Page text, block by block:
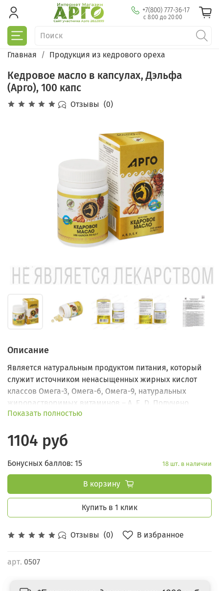
+7(800) 777-36-17
с 8:00 до 20:00
Главная Продукция из кедрового ореха
Кедровое масло в капсулах, Дэльфа
(Арго), 100 капс
Отзывы (0)
Отзывы (0) В избранное
арт. 0507
Описание
Является натуральным продуктом питания, который
служит источником ненасыщенных жирных кислот
классов Омега-3, Омега-6, Омега-9, натуральных
жирорастворимых витаминов – А, Е, D. Получено
методом холодного отжима очищенных ядер
Показать полностью
1104 руб
Бонусных баллов: 15 18 шт. в наличии
В корзину
Купить в 1 клик